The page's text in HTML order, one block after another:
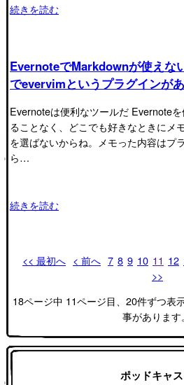
続きを読む
EvernoteでMarkdownが使えな
でevervimというプラグインがあ
Evernoteは便利なツールだ Evernote
ることなく、どこでも好きなときにメ
を選ばないからね。メモった内容はプ
ら…
続きを読む
<< 最初へ < 前へ 7 8 9 10 11 12
>>
18ページ中 11ページ目、20件ずつ表
事があります。
ポッドキャ